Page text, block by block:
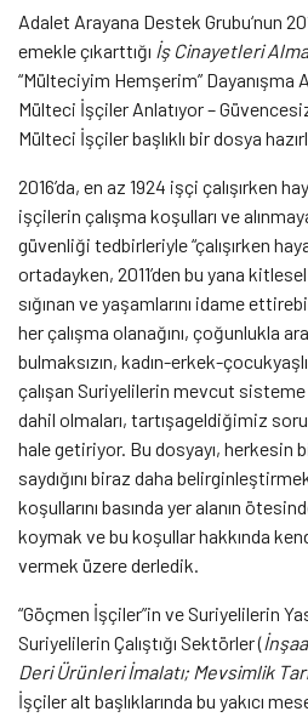
Adalet Arayana Destek Grubu‘nun
emekle çıkarttığı İş Cinayetleri
“Mülteciyim Hemşerim” Dayanışma
Mülteci İşçiler Anlatıyor –
Mülteci İşçiler başlıklı bir dosya
2016’da, en az 1924 işçi çalışırken
işçilerin çalışma koşulları ve
güvenliği tedbirleriyle “çalışırken
ortadayken, 2011’den bu yana
sığınan ve yaşamlarını idame
her çalışma olanağını, çoğunlukla
bulmaksızın, kadın-erkek-
çalışan Suriyelilerin mevcut
dahil olmaları, tartışageldiğimiz
hale getiriyor. Bu dosyayı, herkesin
saydığını biraz daha
koşullarını basında yer alanın
koymak ve bu koşullar hakkında
vermek üzere derledik.
“Göçmen İşçiler”in ve Suriyelilerin
Suriyelilerin Çalıştığı Sektörler (
Deri Ürünleri İmalatı; Mevsimlik
İşçiler alt başlıklarında bu yakıcı